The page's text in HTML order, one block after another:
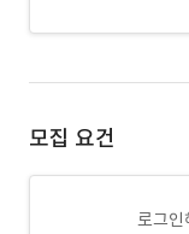
모집 요건
로그인